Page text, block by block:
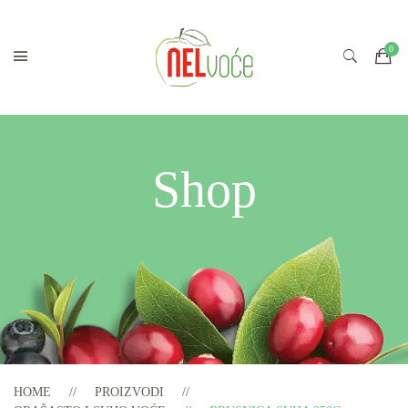
Shop
HOME
PROIZVODI